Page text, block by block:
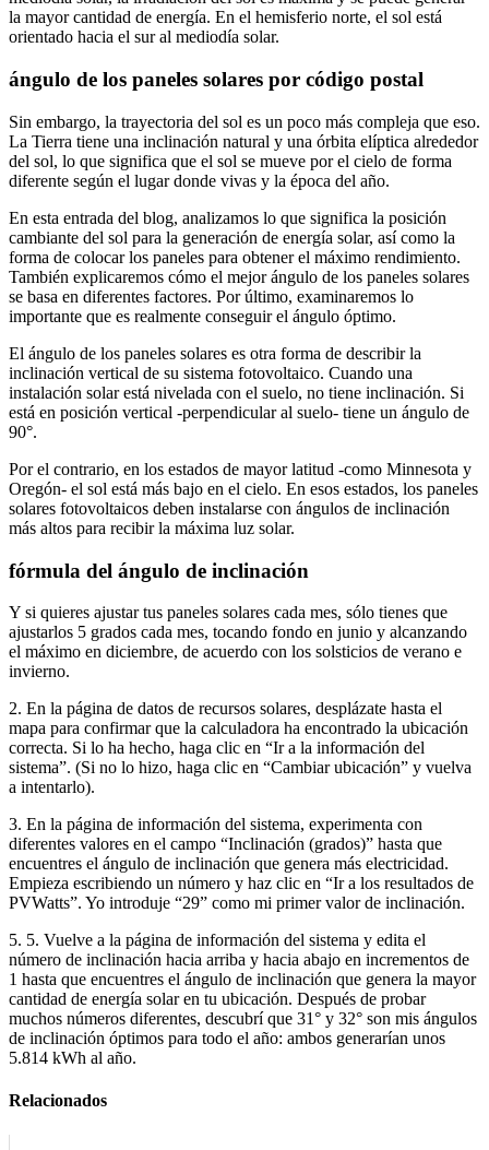
la mayor cantidad de energía. En el hemisferio norte, el sol está
orientado hacia el sur al mediodía solar.
ángulo de los paneles solares por código postal
Sin embargo, la trayectoria del sol es un poco más compleja que eso.
La Tierra tiene una inclinación natural y una órbita elíptica alrededor
del sol, lo que significa que el sol se mueve por el cielo de forma
diferente según el lugar donde vivas y la época del año.
En esta entrada del blog, analizamos lo que significa la posición
cambiante del sol para la generación de energía solar, así como la
forma de colocar los paneles para obtener el máximo rendimiento.
También explicaremos cómo el mejor ángulo de los paneles solares
se basa en diferentes factores. Por último, examinaremos lo
importante que es realmente conseguir el ángulo óptimo.
El ángulo de los paneles solares es otra forma de describir la
inclinación vertical de su sistema fotovoltaico. Cuando una
instalación solar está nivelada con el suelo, no tiene inclinación. Si
está en posición vertical -perpendicular al suelo- tiene un ángulo de
90°.
Por el contrario, en los estados de mayor latitud -como Minnesota y
Oregón- el sol está más bajo en el cielo. En esos estados, los paneles
solares fotovoltaicos deben instalarse con ángulos de inclinación
más altos para recibir la máxima luz solar.
fórmula del ángulo de inclinación
Y si quieres ajustar tus paneles solares cada mes, sólo tienes que
ajustarlos 5 grados cada mes, tocando fondo en junio y alcanzando
el máximo en diciembre, de acuerdo con los solsticios de verano e
invierno.
2. En la página de datos de recursos solares, desplázate hasta el
mapa para confirmar que la calculadora ha encontrado la ubicación
correcta. Si lo ha hecho, haga clic en “Ir a la información del
sistema”. (Si no lo hizo, haga clic en “Cambiar ubicación” y vuelva
a intentarlo).
3. En la página de información del sistema, experimenta con
diferentes valores en el campo “Inclinación (grados)” hasta que
encuentres el ángulo de inclinación que genera más electricidad.
Empieza escribiendo un número y haz clic en “Ir a los resultados de
PVWatts”. Yo introduje “29” como mi primer valor de inclinación.
5. 5. Vuelve a la página de información del sistema y edita el
número de inclinación hacia arriba y hacia abajo en incrementos de
1 hasta que encuentres el ángulo de inclinación que genera la mayor
cantidad de energía solar en tu ubicación. Después de probar
muchos números diferentes, descubrí que 31° y 32° son mis ángulos
de inclinación óptimos para todo el año: ambos generarían unos
5.814 kWh al año.
Relacionados